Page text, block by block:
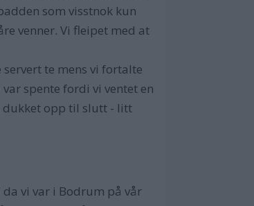
som visstnok kun
venner. Vi fleipet med at
te mens vi fortalte
spente fordi vi ventet en
dukket opp til slutt - litt
vi var i Bodrum på vår